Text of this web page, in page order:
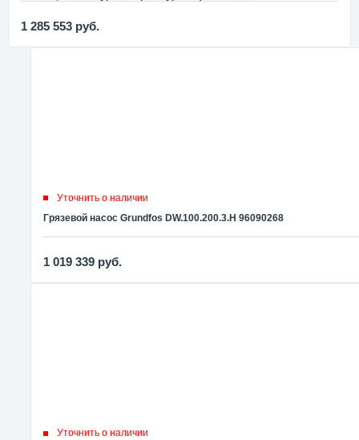
1 285 553 руб.
Уточнить о наличии
Грязевой насос Grundfos DW.100.200.3.Н 96090268
1 019 339 руб.
Уточнить о наличии